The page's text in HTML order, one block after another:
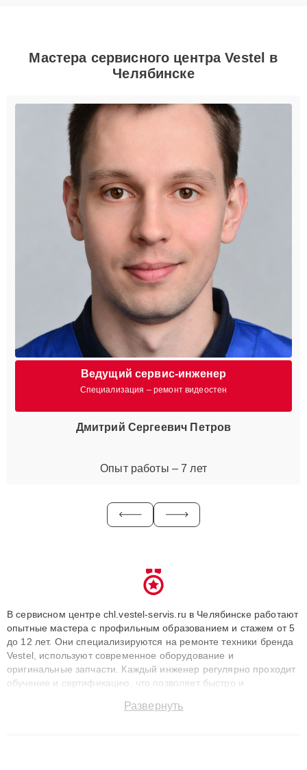
Мастера сервисного центра Vestel в
Челябинске
Ведущий сервис-инженер
Специализация – ремонт видеостен
Дмитрий Сергеевич Петров
Опыт работы – 7 лет
В сервисном центре chl.vestel-servis.ru в Челябинске работают
опытные мастера с профильным образованием и стажем от 5
до 12 лет. Они специализируются на ремонте техники бренда
Vestel, используют современное оборудование и
оригинальные запчасти. Каждый инженер регулярно проходит
обучение и сертификацию, что позволяет быстро и
сохранением гарантии до 3 лет. Наши мастера решают
Развернуть